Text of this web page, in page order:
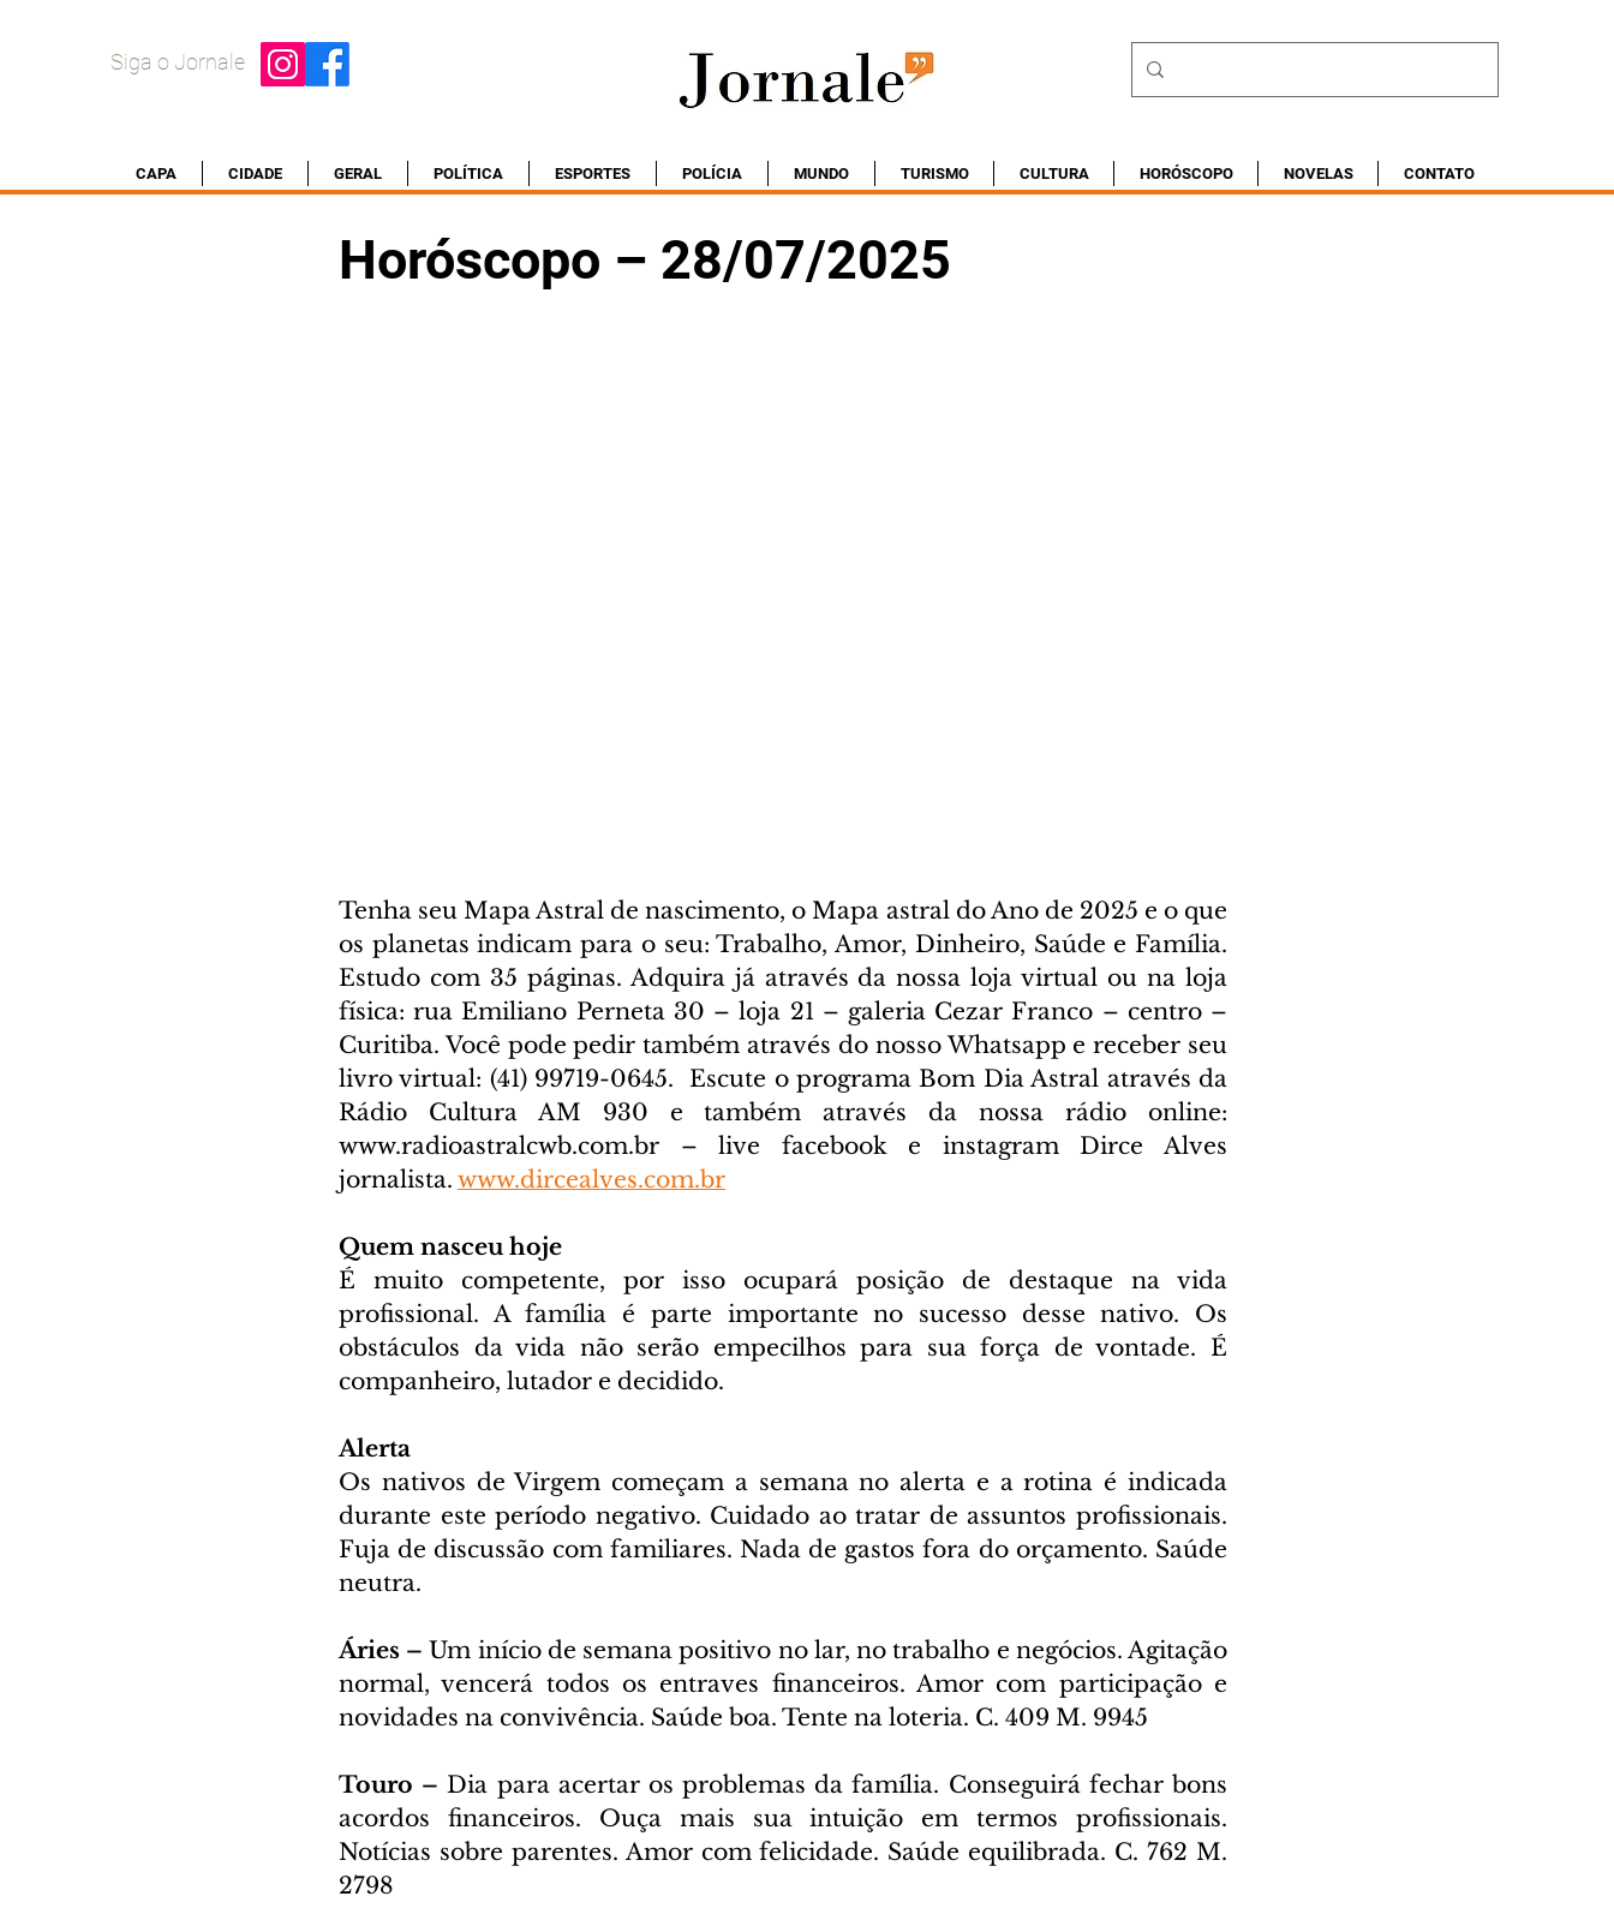
Siga o Jornale
CAPA CIDADE GERAL POLÍTICA ESPORTES POLÍCIA MUNDO TURISMO CULTURA HORÓSCOPO NOVELAS CONTATO
Horóscopo – 28/07/2025
Tenha seu Mapa Astral de nascimento, o Mapa astral do Ano de 2025 e o que
os planetas indicam para o seu: Trabalho, Amor, Dinheiro, Saúde e Família.
Estudo com 35 páginas. Adquira já através da nossa loja virtual ou na loja
física: rua Emiliano Perneta 30 – loja 21 – galeria Cezar Franco – centro –
Curitiba. Você pode pedir também através do nosso Whatsapp e receber seu
livro virtual: (41) 99719-0645.
Escute o programa Bom Dia Astral através da
www.radioastralcwb.com.br – live facebook e instagram Dirce Alves
jornalista. www.dircealves.com.br
Quem nasceu hoje
É muito competente, por isso ocupará posição de destaque na vida
profissional. A família é parte importante no sucesso desse nativo. Os
obstáculos da vida não serão empecilhos para sua força de vontade. É
companheiro, lutador e decidido.
Alerta
Os nativos de Virgem começam a semana no alerta e a rotina é indicada
durante este período negativo. Cuidado ao tratar de assuntos profissionais.
Fuja de discussão com familiares. Nada de gastos fora do orçamento. Saúde
neutra.
Áries – Um início de semana positivo no lar, no trabalho e negócios. Agitação
normal, vencerá todos os entraves financeiros. Amor com participação e
novidades na convivência. Saúde boa. Tente na loteria. C. 409 M. 9945
Touro – Dia para acertar os problemas da família. Conseguirá fechar bons
acordos financeiros. Ouça mais sua intuição em termos profissionais.
Notícias sobre parentes. Amor com felicidade. Saúde equilibrada. C. 762 M.
2798